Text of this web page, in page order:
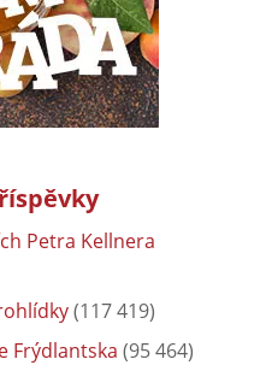
Petra Kellnera
(117 419)
Frýdlantska (95 464)